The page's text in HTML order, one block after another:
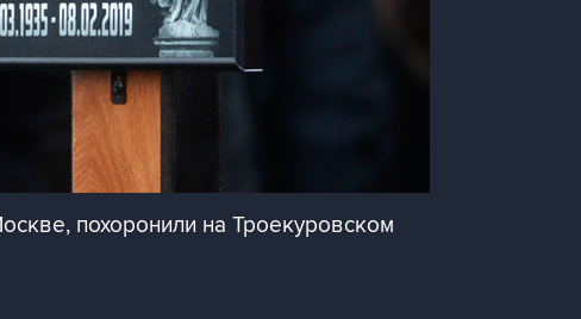
похоронили на Троекуровском